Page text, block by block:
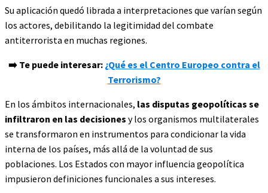
Su aplicación quedó librada a interpretaciones que varían según
los actores, debilitando la legitimidad del combate
antiterrorista en muchas regiones.
➡️ Te puede interesar: ¿Qué es el Centro Europeo contra el
Terrorismo?
En los ámbitos internacionales, las disputas geopolíticas se
infiltraron en las decisiones y los organismos multilaterales
se transformaron en instrumentos para condicionar la vida
interna de los países, más allá de la voluntad de sus
poblaciones. Los Estados con mayor influencia geopolítica
impusieron definiciones funcionales a sus intereses.